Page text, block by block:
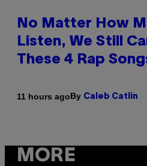
No Matter How
Listen, We Still
These 4 Rap
11 hours agoBy Caleb Catlin
MORE